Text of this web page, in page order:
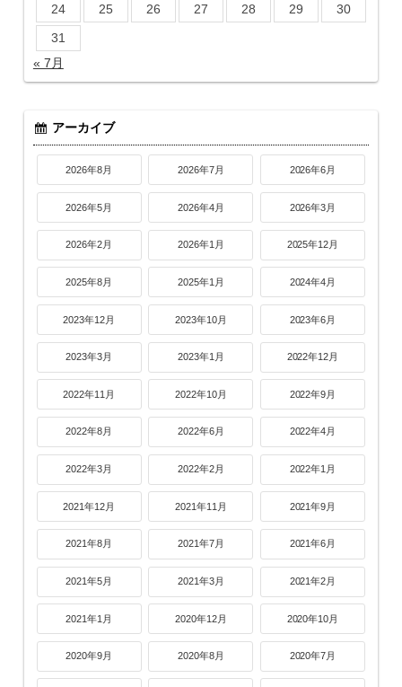
24
25 26 27 28 29
30
31
« 7月
アーカイブ
2026年8月 2026年7月 2026年6月
2026年5月 2026年4月 2026年3月
2026年2月 2026年1月 2025年12月
2025年8月 2025年1月 2024年4月
2023年12月 2023年10月 2023年6月
2023年3月 2023年1月 2022年12月
2022年11月 2022年10月 2022年9月
2022年8月 2022年6月 2022年4月
2022年3月 2022年2月 2022年1月
2021年12月 2021年11月 2021年9月
2021年8月 2021年7月 2021年6月
2021年5月 2021年3月 2021年2月
2021年1月 2020年12月 2020年10月
2020年9月 2020年8月 2020年7月